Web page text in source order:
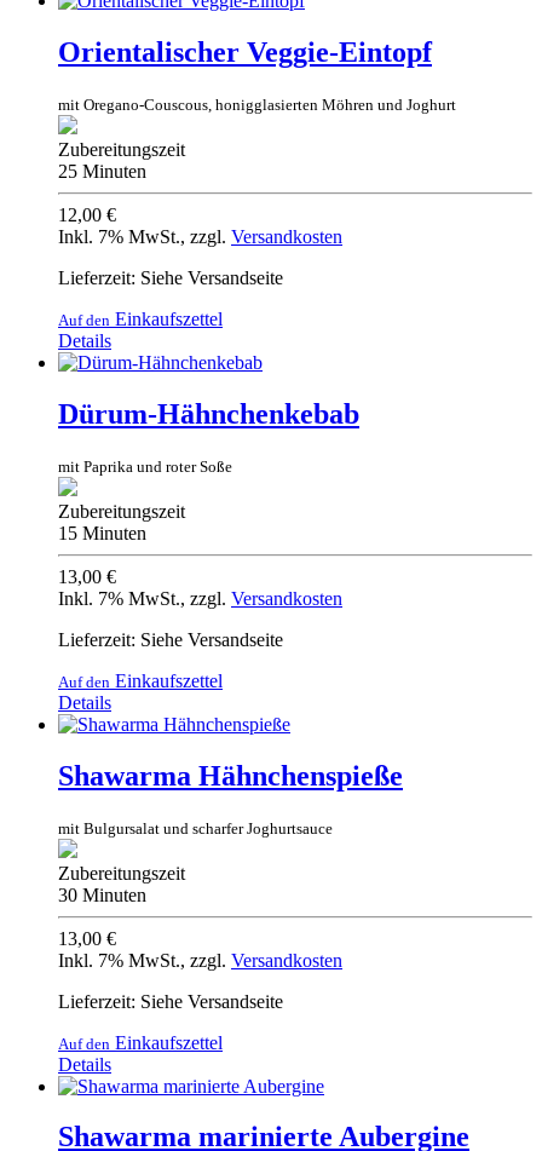
Orientalischer Veggie-Eintopf
mit Oregano-Couscous, honigglasierten Möhren und Joghurt
Zubereitungszeit
25 Minuten
12,00 €
Inkl. 7% MwSt., zzgl. Versandkosten
Lieferzeit: Siehe Versandseite
Auf den Einkaufszettel
Details
Dürum-Hähnchenkebab
mit Paprika und roter Soße
Zubereitungszeit
15 Minuten
13,00 €
Inkl. 7% MwSt., zzgl. Versandkosten
Lieferzeit: Siehe Versandseite
Auf den Einkaufszettel
Details
Shawarma Hähnchenspieße
mit Bulgursalat und scharfer Joghurtsauce
Zubereitungszeit
30 Minuten
13,00 €
Inkl. 7% MwSt., zzgl. Versandkosten
Lieferzeit: Siehe Versandseite
Auf den Einkaufszettel
Details
Shawarma marinierte Aubergine